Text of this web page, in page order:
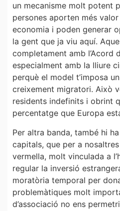
un mecanisme molt potent
persones aporten més
economia i poden generar
la gent que ja viu aquí.
completament amb l’Acord
especialment amb la lliure
perquè el model t’imposa
creixement migratori. Això
residents indefinits i obrint
percentatge que Europa
Per altra banda, també hi
capitals, que per a
vermella, molt vinculada a
regular la inversió
moratòria temporal per
problemàtiques molt
d’associació no ens